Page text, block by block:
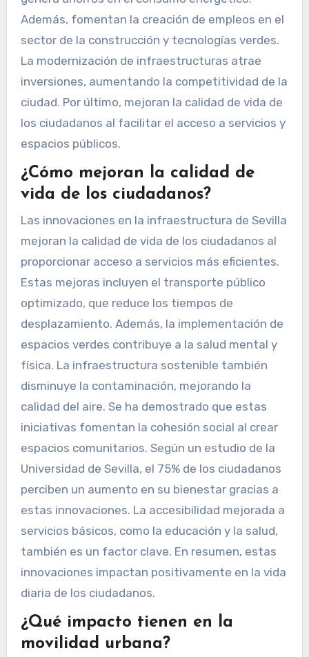
Además, fomentan la creación de empleos en el
sector de la construcción y tecnologías verdes.
La modernización de infraestructuras atrae
inversiones, aumentando la competitividad de la
ciudad. Por último, mejoran la calidad de vida de
los ciudadanos al facilitar el acceso a servicios y
espacios públicos.
¿Cómo mejoran la calidad de
vida de los ciudadanos?
Las innovaciones en la infraestructura de Sevilla
mejoran la calidad de vida de los ciudadanos al
proporcionar acceso a servicios más eficientes.
Estas mejoras incluyen el transporte público
optimizado, que reduce los tiempos de
desplazamiento. Además, la implementación de
espacios verdes contribuye a la salud mental y
física. La infraestructura sostenible también
disminuye la contaminación, mejorando la
calidad del aire. Se ha demostrado que estas
iniciativas fomentan la cohesión social al crear
espacios comunitarios. Según un estudio de la
Universidad de Sevilla, el 75% de los ciudadanos
perciben un aumento en su bienestar gracias a
estas innovaciones. La accesibilidad mejorada a
servicios básicos, como la educación y la salud,
también es un factor clave. En resumen, estas
innovaciones impactan positivamente en la vida
diaria de los ciudadanos.
¿Qué impacto tienen en la
movilidad urbana?